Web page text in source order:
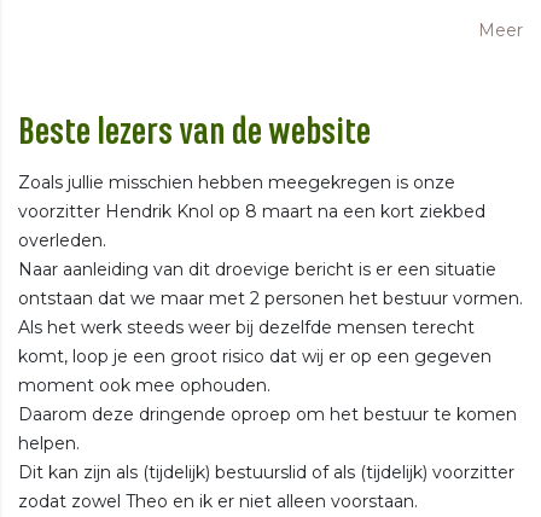
Meer
Beste lezers van de website
Zoals jullie misschien hebben meegekregen is onze
voorzitter Hendrik Knol op 8 maart na een kort ziekbed
overleden.
Naar aanleiding van dit droevige bericht is er een situatie
ontstaan dat we maar met 2 personen het bestuur vormen.
Als het werk steeds weer bij dezelfde mensen terecht
komt, loop je een groot risico dat wij er op een gegeven
moment ook mee ophouden.
Daarom deze dringende oproep om het bestuur te komen
helpen.
Dit kan zijn als (tijdelijk) bestuurslid of als (tijdelijk) voorzitter
zodat zowel Theo en ik er niet alleen voorstaan.